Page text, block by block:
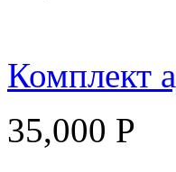
Комплект
35,000 Р